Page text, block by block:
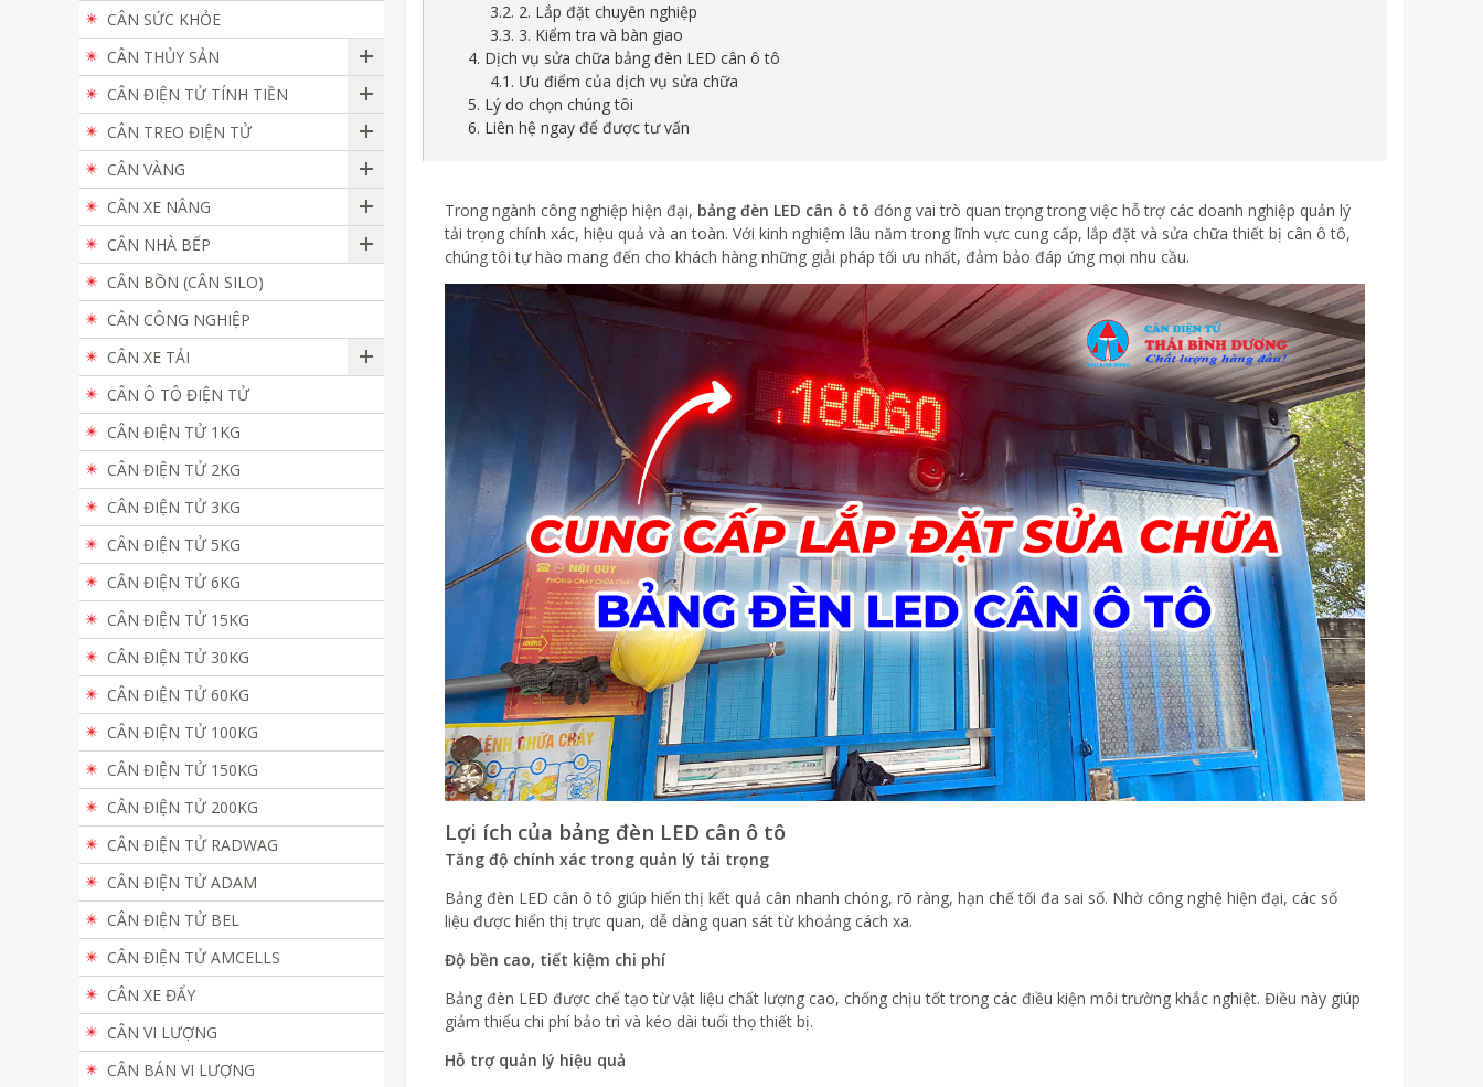
3.2. 2. Lắp đặt chuyên nghiệp
3.3. 3. Kiểm tra và bàn giao
4. Dịch vụ sửa chữa bảng đèn LED cân ô tô
4.1. Ưu điểm của dịch vụ sửa chữa
5. Lý do chọn chúng tôi
6. Liên hệ ngay để được tư vấn
Trong ngành công nghiệp hiện đại, bảng đèn LED cân ô tô đóng vai trò quan trọng trong việc hỗ trợ các doanh nghiệp quản lý
tải trọng chính xác, hiệu quả và an toàn. Với kinh nghiệm lâu năm trong lĩnh vực cung cấp, lắp đặt và sửa chữa thiết bị cân ô tô,
chúng tôi tự hào mang đến cho khách hàng những giải pháp tối ưu nhất, đảm bảo đáp ứng mọi nhu cầu.
Lợi ích của bảng đèn LED cân ô tô
Tăng độ chính xác trong quản lý tải trọng
Bảng đèn LED cân ô tô giúp hiển thị kết quả cân nhanh chóng, rõ ràng, hạn chế tối đa sai số. Nhờ công nghệ hiện đại, các số
liệu được hiển thị trực quan, dễ dàng quan sát từ khoảng cách xa.
Độ bền cao, tiết kiệm chi phí
Bảng đèn LED được chế tạo từ vật liệu chất lượng cao, chống chịu tốt trong các điều kiện môi trường khắc nghiệt. Điều này giúp
giảm thiểu chi phí bảo trì và kéo dài tuổi thọ thiết bị.
Hỗ trợ quản lý hiệu quả
CÂN SỨC KHỎE
CÂN THỦY SẢN
CÂN ĐIỆN TỬ TÍNH TIỀN
CÂN TREO ĐIỆN TỬ
CÂN VÀNG
CÂN XE NÂNG
CÂN NHÀ BẾP
CÂN BỒN (CÂN SILO)
CÂN CÔNG NGHIỆP
CÂN XE TẢI
CÂN Ô TÔ ĐIỆN TỬ
CÂN ĐIỆN TỬ 1KG
CÂN ĐIỆN TỬ 2KG
CÂN ĐIỆN TỬ 3KG
CÂN ĐIỆN TỬ 5KG
CÂN ĐIỆN TỬ 6KG
CÂN ĐIỆN TỬ 15KG
CÂN ĐIỆN TỬ 30KG
CÂN ĐIỆN TỬ 60KG
CÂN ĐIỆN TỬ 100KG
CÂN ĐIỆN TỬ 150KG
CÂN ĐIỆN TỬ 200KG
CÂN ĐIỆN TỬ RADWAG
CÂN ĐIỆN TỬ ADAM
CÂN ĐIỆN TỬ BEL
CÂN ĐIỆN TỬ AMCELLS
CÂN XE ĐẨY
CÂN VI LƯỢNG
CÂN BÁN VI LƯỢNG